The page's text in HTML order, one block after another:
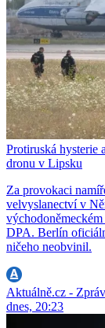
Protiruská hysterie
dronu v Lipsku
Za provokaci
velvyslanectví v
DPA. Berlín
ničeho neobvinil.
Aktuálně.cz -
dnes, 20:23